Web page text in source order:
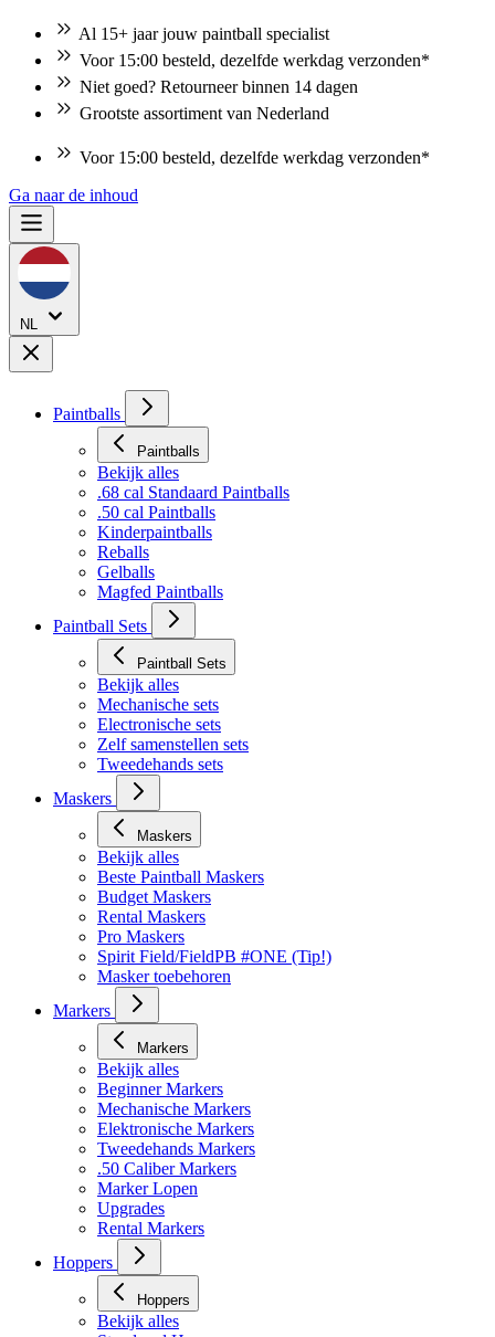
Al 15+ jaar jouw paintball specialist
Voor 15:00 besteld, dezelfde werkdag verzonden*
Niet goed? Retourneer binnen 14 dagen
Grootste assortiment van Nederland
Voor 15:00 besteld, dezelfde werkdag verzonden*
Ga naar de inhoud
NL
Paintballs
Paintballs
Bekijk alles
.68 cal Standaard Paintballs
.50 cal Paintballs
Kinderpaintballs
Reballs
Gelballs
Magfed Paintballs
Paintball Sets
Paintball Sets
Bekijk alles
Mechanische sets
Electronische sets
Zelf samenstellen sets
Tweedehands sets
Maskers
Maskers
Bekijk alles
Beste Paintball Maskers
Budget Maskers
Rental Maskers
Pro Maskers
Spirit Field/FieldPB #ONE (Tip!)
Masker toebehoren
Markers
Markers
Bekijk alles
Beginner Markers
Mechanische Markers
Elektronische Markers
Tweedehands Markers
.50 Caliber Markers
Marker Lopen
Upgrades
Rental Markers
Hoppers
Hoppers